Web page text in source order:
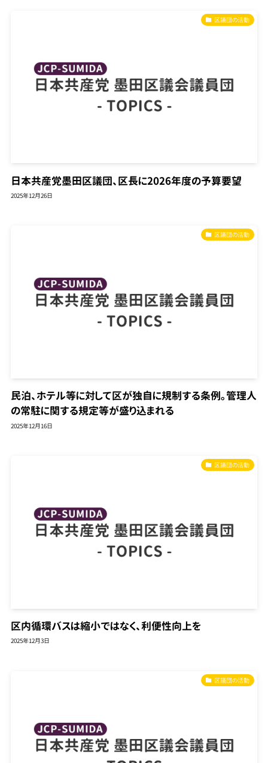
区議団の活動
日本共産党墨田区議団、区長に2026年度の予算要望
2025年12月26日
区議団の活動
民泊、ホテル等に対して区が独自に規制する条例。管理人
の常駐に関する規定等が盛り込まれる
2025年12月16日
区議団の活動
区内循環バスは縮小ではなく、利便性向上を
2025年12月3日
区議団の活動